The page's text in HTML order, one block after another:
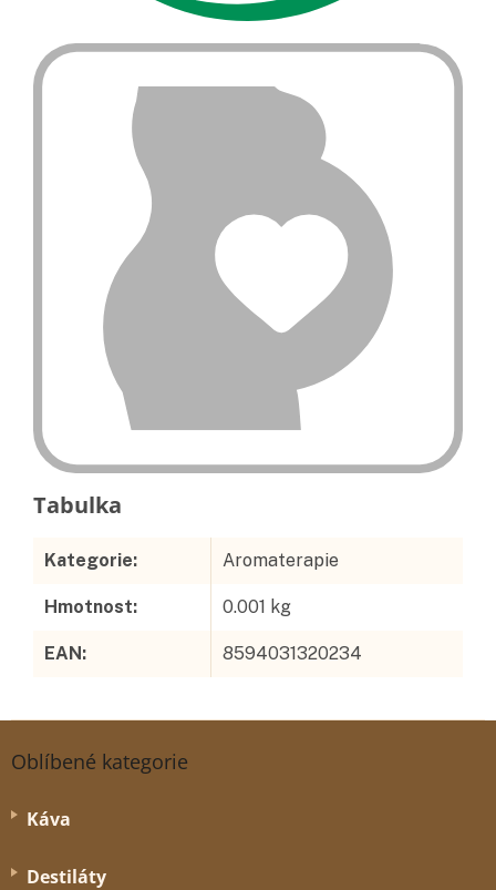
Kategorie: Aromaterapie
Hmotnost: 0.001 kg
EAN: 8594031320234
Oblíbené kategorie
Káva
Destiláty